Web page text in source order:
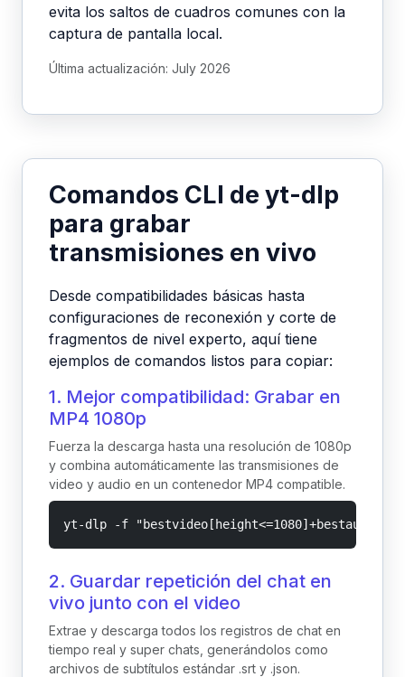
evita los saltos de cuadros comunes con la
captura de pantalla local.
Última actualización: July 2026
Comandos CLI de yt-dlp
para grabar
transmisiones en vivo
Desde compatibilidades básicas hasta
configuraciones de reconexión y corte de
fragmentos de nivel experto, aquí tiene
ejemplos de comandos listos para copiar:
1. Mejor compatibilidad: Grabar en
MP4 1080p
Fuerza la descarga hasta una resolución de 1080p
y combina automáticamente las transmisiones de
video y audio en un contenedor MP4 compatible.
yt-dlp -f "bestvideo[height<=1080]+bestaudio/
2. Guardar repetición del chat en
vivo junto con el video
Extrae y descarga todos los registros de chat en
tiempo real y super chats, generándolos como
archivos de subtítulos estándar .srt y .json.